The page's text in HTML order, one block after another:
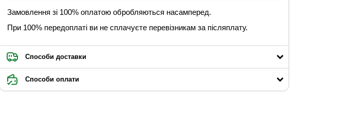
Замовлення зі 100% оплатою обробляються насамперед.
При 100% передоплаті ви не сплачуєте перевізникам за післяплату.
Способи доставки
Способи оплати